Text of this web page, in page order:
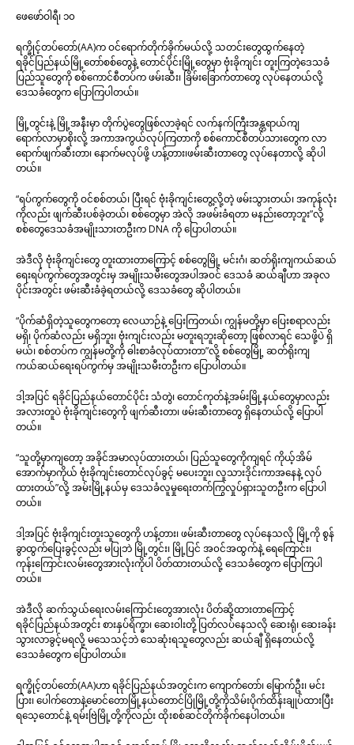
ဖေဖော်ဝါရီ၊ ၁၀
ရက္ခိုင့်တပ်တော်(AA)က ဝင်ရောက်တိုက်ခိုက်မယ်လို့ သတင်းတွေထွက်နေတဲ့
ရခိုင်ပြည်နယ်မြို့တော်စစ်တွေနဲ့ တောင်ပိုင်းမြို့တွေမှာ ဗုံးခိုကျင်း တူးကြတဲ့ဒေသခံ
ပြည်သူတွေကို စစ်ကောင်စီတပ်က ဖမ်းဆီး၊ ခြိမ်းခြောက်တာတွေ လုပ်နေတယ်လို့
ဒေသခံတွေက ပြောကြပါတယ်။
မြို့တွင်းနဲ့ မြို့အနီးမှာ တိုက်ပွဲတွေဖြစ်လာခဲ့ရင် လက်နက်ကြီးအန္တရာယ်ကျ
ရောက်လာမှာစိုးလို့ အကာအကွယ်လုပ်ကြတာကို စစ်ကောင်စီတပ်သားတွေက လာ
ရောက်ဖျက်ဆီးတာ၊ နောက်မလုပ်ဖို့ ဟန့်တား၊ဖမ်းဆီးတာတွေ လုပ်နေတာလို့ ဆိုပါ
တယ်။
“ရပ်ကွက်တွေကို ဝင်စစ်တယ်၊ ပြီးရင် ဗုံးခိုကျင်းတွေ့လို့တဲ့ ဖမ်းသွားတယ်၊ အကုန်လုံး
ကိုလည်း ဖျက်ဆီးပစ်ခဲ့တယ်၊ စစ်တွေမှာ အဲလို အဖမ်းခံရတာ မနည်းတော့ဘူး”လို့
စစ်တွေဒေသခံအမျိုးသားတဦးက DNA ကို ပြောပါတယ်။
အဲဒီလို ဗုံးခိုကျင်းတွေ တူးထားတာကြောင့် စစ်တွေမြို့ မင်းဂံ၊ ဆတ်ရိုးကျကယ်ဆယ်
ရေးရပ်ကွက်တွေအတွင်းမှ အမျိုးသမီးတွေအပါအ၀င် ဒေသခံ ဆယ်ချီဟာ အခုလ
ပိုင်းအတွင်း ဖမ်းဆီးခံခဲ့ရတယ်လို့ ဒေသခံတွေ ဆိုပါတယ်။
“ပိုက်ဆံရှိတဲ့သူတွေကတော့ လေယာဉ်နဲ့ ပြေးကြတယ်၊ ကျွန်မတို့မှာ ပြေးစရာလည်း
မရှိ၊ ပိုက်ဆံလည်း မရှိဘူး၊ ဗုံးကျင်းလည်း မတူးရဘူးဆိုတော့ ဖြစ်လာရင် သေဖို့ပဲ ရှိ
မယ်၊ စစ်တပ်က ကျွန်မတို့ကို ဓါးစာခံလုပ်ထားတာ”လို့ စစ်တွေမြို့ ဆတ်ရိုးကျ
ကယ်ဆယ်ရေးရပ်ကွက်မှ အမျိုးသမီးတဦးက ပြောပါတယ်။
ဒါ့အပြင် ရခိုင်ပြည်နယ်တောင်ပိုင်း သံတွဲ၊ တောင်ကုတ်နဲ့အမ်းမြို့နယ်တွေမှာလည်း
အလားတူပဲ ဗုံးခိုကျင်းတွေကို ဖျက်ဆီးတာ၊ ဖမ်းဆီးတာတွေ ရှိနေတယ်လို့ ပြောပါ
တယ်။
“သူတို့မှာကျတော့ အခိုင်အမာလုပ်ထားတယ်၊ ပြည်သူတွေကိုကျရင် ကိုယ့်အိမ်
အောက်မှာကိုယ် ဗုံးခိုကျင်းတောင်လုပ်ခွင့် မပေးဘူး၊ လူသားဒိုင်းကာအနေနဲ့ လုပ်
ထားတယ်”လို့ အမ်းမြို့နယ်မှ ဒေသခံလူမှုရေးတက်ကြွလှုပ်ရှားသူတဦးက ပြောပါ
တယ်။
ဒါ့အပြင် ဗုံးခိုကျင်းတူးသူတွေကို ဟန့်တား၊ ဖမ်းဆီးတာတွေ လုပ်နေသလို မြို့ကို စွန်
ခွာထွက်ပြေးခွင့်လည်း မပြုဘဲ မြို့တွင်း၊ မြို့ပြင် အ၀င်အထွက်နဲ့ ရေကြောင်း၊
ကုန်းကြောင်းလမ်းတွေအားလုံးကိုပါ ပိတ်ထားတယ်လို့ ဒေသခံတွေက ပြောကြပါ
တယ်။
အဲဒီလို ဆက်သွယ်ရေးလမ်းကြောင်းတွေအားလုံး ပိတ်ဆို့ထားတာကြောင့်
ရခိုင်ပြည်နယ်အတွင်း စားနှပ်ရိက္ခာ၊ ဆေးဝါးတို့ ပြတ်လပ်နေသလို ဆေးရုံ၊ ဆေးခန်း
သွားလာခွင့်မရလို့ မသေသင့်ဘဲ သေဆုံးရသူတွေလည်း ဆယ်ချီ ရှိနေတယ်လို့
ဒေသခံတွေက ပြောပါတယ်။
ရက္ခိုင့်တပ်တော်(AA)ဟာ ရခိုင်ပြည်နယ်အတွင်းက ကျောက်တော်၊ မြောက်ဦး၊ မင်း
ပြား၊ ပေါက်တောနဲ့မောင်တောမြို့နယ်တောင်ပြိုမြို့တို့ကိုသိမ်းပိုက်ထိန်းချုပ်ထားပြီး
ရသေ့တောင်နဲ့ ရမ်းဗြဲမြို့တို့ကိုလည်း ထိုးစစ်ဆင်တိုက်ခိုက်နေပါတယ်။